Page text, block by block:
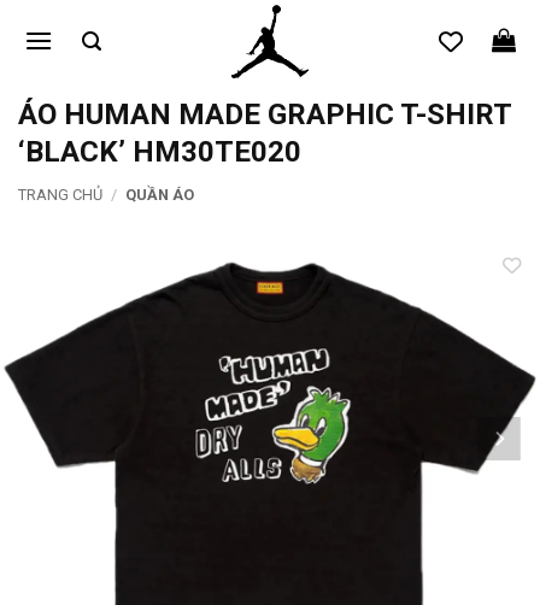
qua
dungÁO HUMAN MADE GRAPHIC T-SHIRT
‘BLACK’ HM30TE020
TRANG CHỦ / QUẦN ÁO
wishlist